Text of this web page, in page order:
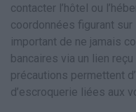
contacter l’hôtel ou
coordonnées figurant
important de ne jamais
bancaires via un lien
précautions permettent
d’escroquerie liées aux